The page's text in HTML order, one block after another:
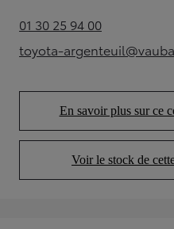
01 30 25 94 00(Opens in new tab)
toyota-
En savoir plus sur ce
Voir le stock de